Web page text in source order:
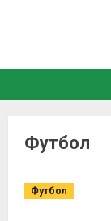
Футбол
Футбол